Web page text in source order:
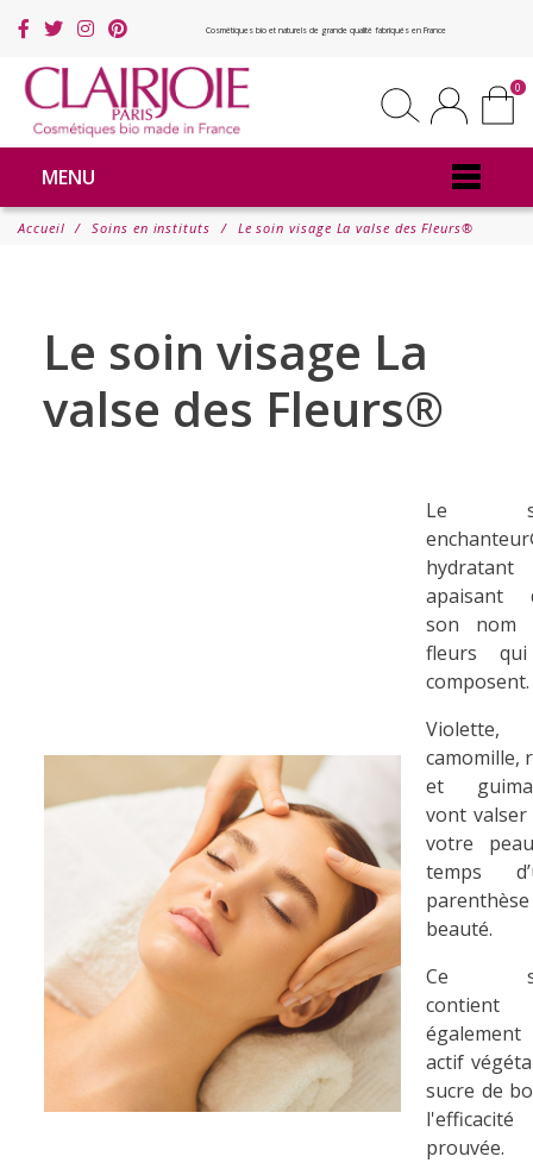
Cosmétiques bio et naturels de grande qualité fabriqués en France
0
MENU
Accueil Soins en instituts Le soin visage La valse des Fleurs®
Le soin visage La
valse des Fleurs®
Le
apaisant
son nom
fleurs
composent.
Violette,
camomille,
et
vont
votre
temps
parenthèse
beauté.
Ce
contient
actif
sucre de
l'efficacité
prouvée.